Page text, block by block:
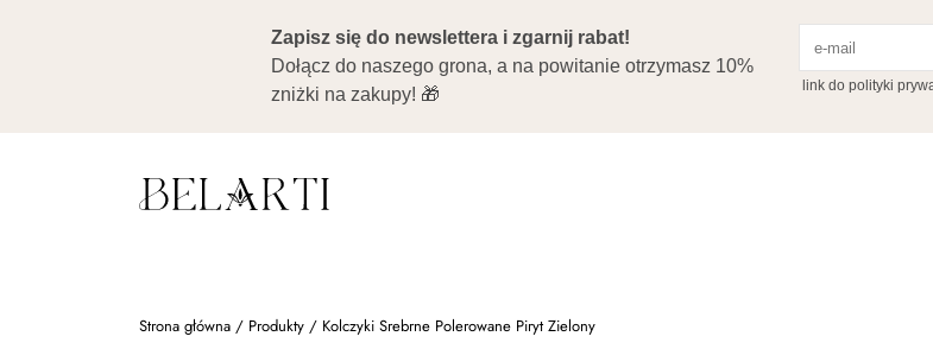
Strona główna / Produkty / Kolczyki Srebrne Polerowane Piryt Zielony